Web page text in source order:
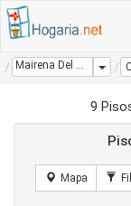
Mairena Del Aljarafe
9